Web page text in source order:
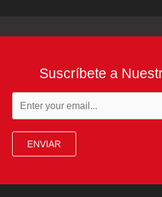
Suscríbete a
ENVIAR